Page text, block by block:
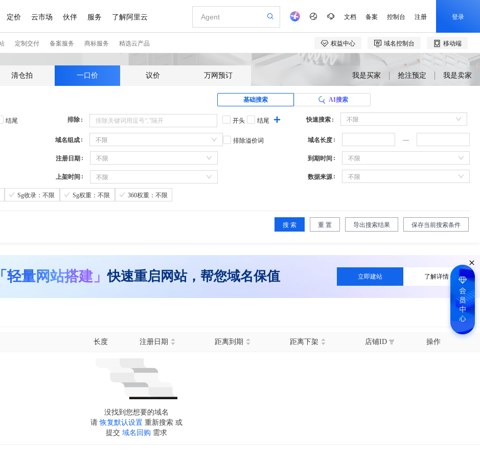
清仓拍 一口价 议价 万网预订 我是买家 抢注预定 我是卖家
基础搜索 AI搜索
结尾 排除 开头 结尾 快速搜索 不限
域名组成 不限 排除溢价词 域名长度
注册日期 不限 到期时间 不限
上架时间 不限 数据来源 不限
Sg收录：不限 Sg权重：不限 360权重：不限
搜 索 重 置 导出搜索结果 保存当前搜索条件
「轻量网站搭建」快速重启网站，帮您域名保值 立即建站 了解详情
长度 注册日期 距离到期 距离下架 店铺ID 操作
没找到您想要的域名
请 恢复默认设置 重新搜索 或
提交 域名回购 需求